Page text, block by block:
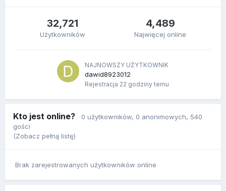
32,721
Użytkowników
4,489
Najwięcej online
NAJNOWSZY UŻYTKOWNIK
dawid8923012
Rejestracja 22 godziny temu
Kto jest online? 0 użytkowników, 0 anonimowych, 540
gości
(Zobacz pełną listę)
Brak zarejestrowanych użytkowników online